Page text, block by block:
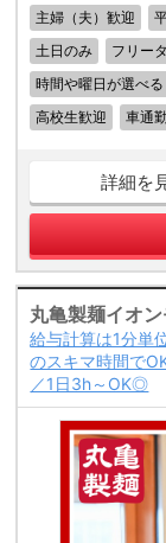
主婦（夫）歓迎
土日のみ
フリー
時間や曜日が選べる
高校生歓迎
車通
詳細を
丸亀製麺イオ
給与計算は1分単
のスキマ時間で
／1日3h～OK◎